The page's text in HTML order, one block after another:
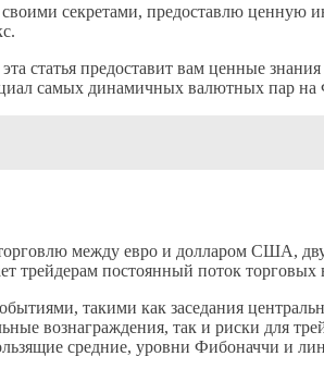
секретами, предоставлю ценную
статья предоставит вам ценные
самых динамичных валютных пар на
торговлю между евро и долларом США,
трейдерам постоянный поток торговых
такими как заседания
вознаграждения, так и риски для
средние, уровни Фибоначчи и